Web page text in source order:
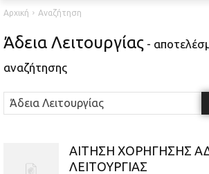
Αρχική Αναζήτηση
Άδεια Λειτουργίας -
αναζήτησης
ΑΙΤΗΣΗ ΧΟΡΗΓΗΣΗΣ
ΛΕΙΤΟΥΡΓΙΑΣ